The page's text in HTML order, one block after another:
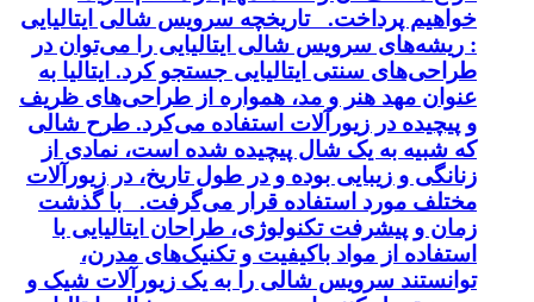
خواهیم پرداخت. تاریخچه سرویس شالی ایتالیایی
: ریشه‌های سرویس شالی ایتالیایی را می‌توان در
طراحی‌های سنتی ایتالیایی جستجو کرد. ایتالیا به
عنوان مهد هنر و مد، همواره از طراحی‌های ظریف
و پیچیده در زیورآلات استفاده می‌کرد. طرح شالی
که شبیه به یک شال پیچیده شده است، نمادی از
زنانگی و زیبایی بوده و در طول تاریخ، در زیورآلات
مختلف مورد استفاده قرار می‌گرفت. با گذشت
زمان و پیشرفت تکنولوژی، طراحان ایتالیایی با
استفاده از مواد باکیفیت و تکنیک‌های مدرن،
توانستند سرویس شالی را به یک زیورآلات شیک و